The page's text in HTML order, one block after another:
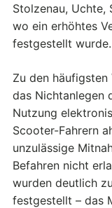
Stolzenau, Uchte,
wo ein erhöhtes
festgestellt wurde.
Zu den
das Nichtanlegen
Nutzung
Scooter-Fahrern
unzulässige
Befahren nicht
wurden deutlich
festgestellt – das